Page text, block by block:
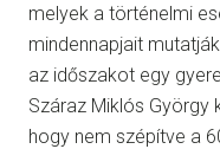
melyek a történelmi
mindennapjait
az időszakot egy
Száraz Miklós György
hogy nem szépítve a